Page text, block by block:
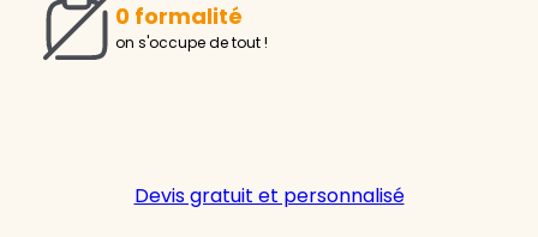
0 formalité
on s'occupe de tout !
Devis gratuit et personnalisé